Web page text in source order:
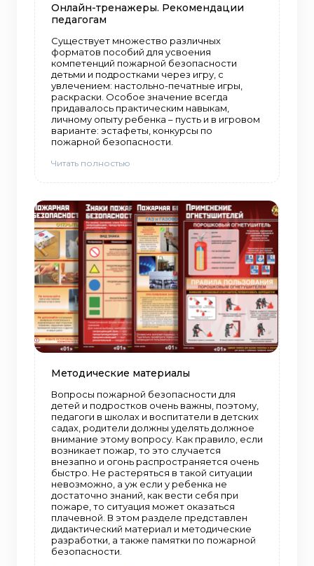
Онлайн-тренажеры. Рекомендации
педагогам
Существует множество различных
форматов пособий для усвоения
компетенций пожарной безопасности
детьми и подростками через игру, с
увлечением: настольно-печатные игры,
раскраски. Особое значение всегда
придавалось практическим навыкам,
личному опыту ребенка – пусть и в игровом
варианте: эстафеты, конкурсы по
пожарной безопасности.
Читать полностью
Методические материалы
Вопросы пожарной безопасности для
детей и подростков очень важны, поэтому,
педагоги в школах и воспитатели в детских
садах, родители должны уделять должное
внимание этому вопросу. Как правило, если
возникает пожар, то это случается
внезапно и огонь распространяется очень
быстро. Не растеряться в такой ситуации
невозможно, а уж если у ребенка не
достаточно знаний, как вести себя при
пожаре, то ситуация может оказаться
плачевной. В этом разделе представлен
дидактический материал и методические
разработки, а также памятки по пожарной
безопасности.